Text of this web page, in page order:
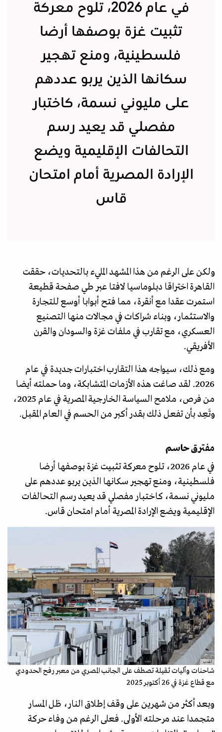
في عام 2026، تلوح معركة
تثبيت غزة بوصفها أرضا
فلسطينية، ومنع تهجير
سكانها الذين يربو عددهم
على مليوني نسمة، كاختبار
مفصلي قد يعيد رسم
التحالفات الإقليمية ويضع
الإرادة المصرية أمام امتحان
قاس
ولكن على الرغم من هذا المشهد المليء بالتحديات، حققت
القاهرة اختراقا دبلوماسيا لافتا عبر طي صفحة قطيعة
استمرت عقدا مع أنقرة، مما فتح أبوابا أوسع للتجارة
والاستثمار، وبناء شراكات في مجالات منها التصنيع
العسكري، مع تقارب في ملفات غزة والسودان والقرن
الأفريقي.
ومع ذلك، سيواجه هذا التقارب اختبارات جديدة في عام
2026. لقد صاغت هذه الأزمات المتشابكة، وما حملته أيضا
من فرص، ملامح السياسة الخارجية المصرية في عام 2025،
وتَعِد بأن تفعل ذلك بقدر أكبر من الحسم في العام المقبل.
مفترق حاسم
في عام 2026، تلوح معركة تثبيت غزة بوصفها أرضا
فلسطينية، ومنع تهجير سكانها الذين يربو عددهم على
مليوني نسمة، كاختبار مفصلي قد يعيد رسم التحالفات
الإقليمية ويضع الإرادة المصرية أمام امتحان قاس.
أ.ف.ب
شاحنات وآليات ثقيلة تصطف على الجانب المصري من معبر رفح الحدودي
مع قطاع غزة في 26 أكتوبر 2025
وبعد أكثر من شهرين على وقف إطلاق النار، ظل المسار
متجمدا عند مرحلته الأولى. فعلى الرغم من وفاء حركة